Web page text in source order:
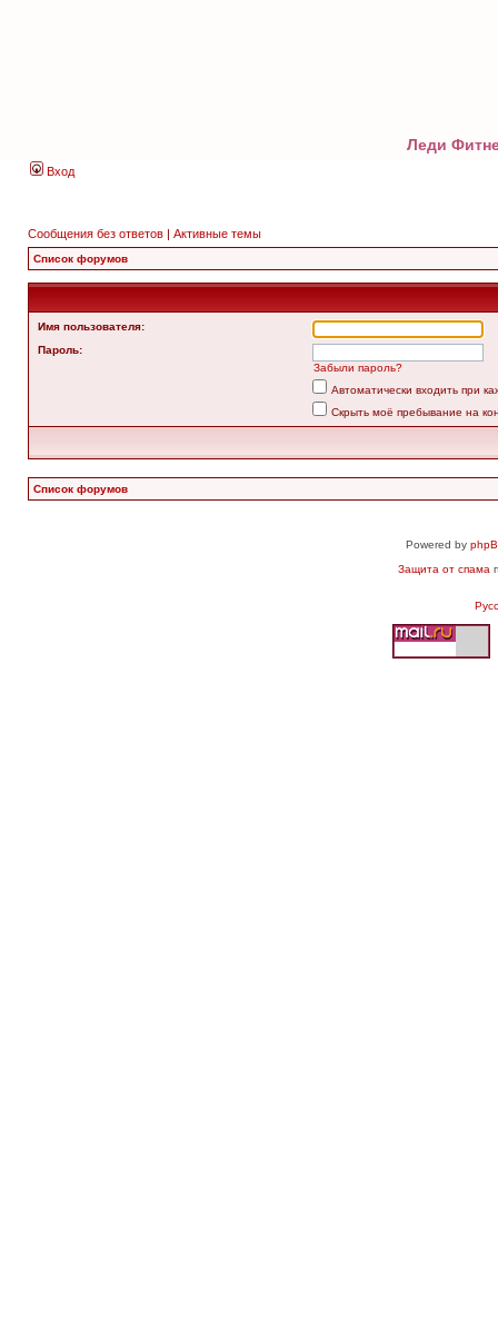
Леди
Вход
Сообщения без ответов | Активные темы
Список форумов
Имя пользователя:
Пароль:
Забыли пароль?
Автоматически входить при
Скрыть моё пребывание на
Список форумов
Powered by
Защита от спама